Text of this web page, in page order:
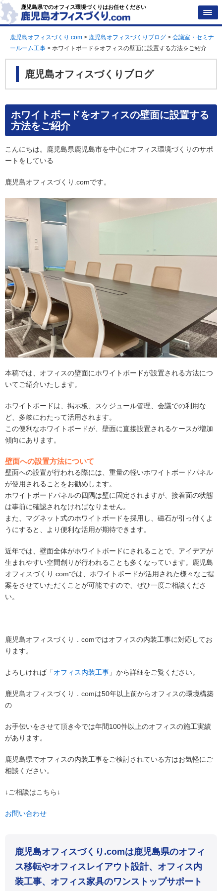
鹿児島県でのオフィス環境づくりはお任せください
鹿児島オフィスづくり.com > 鹿児島オフィスづくりブログ > 会議室・セミナ
ールーム工事 > ホワイトボードをオフィスの壁面に設置する方法をご紹介
鹿児島オフィスづくりブログ
ホワイトボードをオフィスの壁面に設置する
方法をご紹介
こんにちは。鹿児島県鹿児島市を中心にオフィス環境づくりのサポ
ートをしている
鹿児島オフィスづくり.comです。
本稿では、オフィスの壁面にホワイトボードが設置される方法につ
いてご紹介いたします。
ホワイトボードは、掲示板、スケジュール管理、会議での利用な
ど、多岐にわたって活用されます。
この便利なホワイトボードが、壁面に直接設置されるケースが増加
傾向にあります。
壁面への設置方法について
壁面への設置が行われる際には、重量の軽いホワイトボードパネル
が使用されることをお勧めします。
ホワイトボードパネルの四隅は壁に固定されますが、接着面の状態
は事前に確認されなければなりません。
また、マグネット式のホワイトボードを採用し、磁石が引っ付くよ
うにすると、より便利な活用が期待できます。
近年では、壁面全体がホワイトボードにされることで、アイデアが
生まれやすい空間創りが行われることも多くなっています。鹿児島
オフィスづくり.comでは、ホワイトボードが活用された様々なご提
案をさせていただくことが可能ですので、ぜひ一度ご相談くださ
い。
鹿児島オフィスづくり．comではオフィスの内装工事に対応してお
ります。
よろしければ「オフィス内装工事 」から詳細をご覧ください。
鹿児島オフィスづくり．comは50年以上前からオフィスの環境構築
の
お手伝いをさせて頂き今では年間100件以上のオフィスの施工実績
があります。
鹿児島県でオフィスの内装工事をご検討されている方はお気軽にご
相談ください。
↓ご相談はこちら↓
お問い合わせ
鹿児島オフィスづくり.comは鹿児島県のオフィ
ス移転やオフィスレイアウト設計、オフィス内
装工事、オフィス家具のワンストップサポート